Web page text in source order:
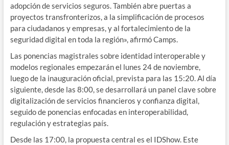
adopción de servicios seguros. También abre puertas a
proyectos transfronterizos, a la simplificación de procesos
para ciudadanos y empresas, y al fortalecimiento de la
seguridad digital en toda la región», afirmó Camps.
Las ponencias magistrales sobre identidad interoperable y
modelos regionales empezarán el lunes 24 de noviembre,
luego de la inauguración oficial, prevista para las 15:20. Al día
siguiente, desde las 8:00, se desarrollará un panel clave sobre
digitalización de servicios financieros y confianza digital,
seguido de ponencias enfocadas en interoperabilidad,
regulación y estrategias país.
Desde las 17:00, la propuesta central es el IDShow. Este